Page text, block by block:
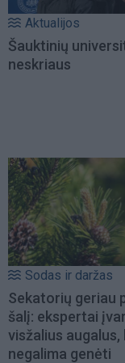
Aktualijos
Šauktinių
neskriaus
Sodas ir daržas
Sekatorių geriau
šalį: ekspertai
visžalius augalus,
negalima genėti